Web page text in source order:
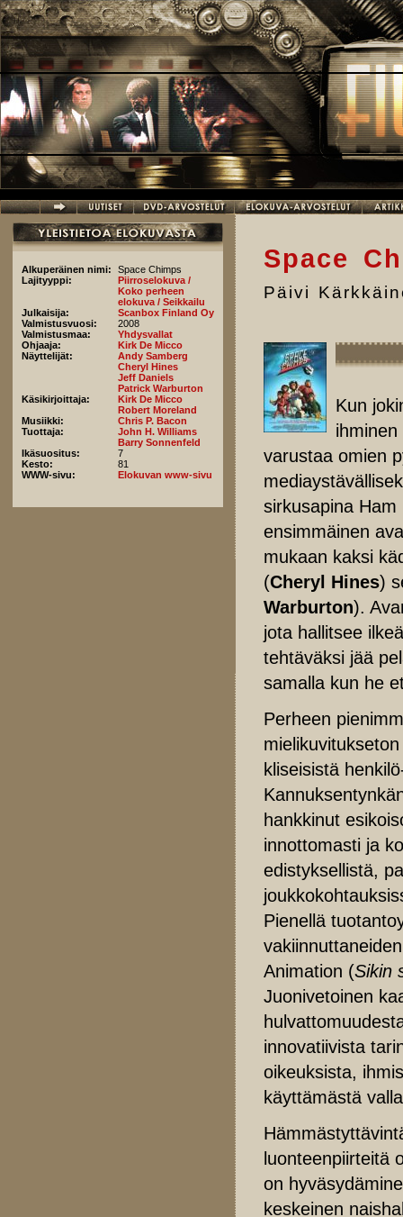
Hyppää pääsisältöön
Alkuperäinen nimi:
Space Chimps
Lajityyppi:
Piirroselokuva /
Koko perheen
elokuva / Seikkailu
Julkaisija:
Scanbox Finland Oy
Valmistusvuosi:
2008
Valmistusmaa:
Yhdysvallat
Ohjaaja:
Kirk De Micco
Näyttelijät:
Andy Samberg
Cheryl Hines
Jeff Daniels
Patrick Warburton
Käsikirjoittaja:
Kirk De Micco
Robert Moreland
Musiikki:
Chris P. Bacon
Tuottaja:
John H. Williams
Barry Sonnenfeld
Ikäsuositus:
7
Kesto:
81
WWW-sivu:
Elokuvan www-sivu
Space
Päivi
Kun
varustaa omien
sirkusapina Ham
ensimmäinen
mukaan kaksi
(Cheryl Hines)
Warburton).
jota hallitsee
tehtäväksi jää
samalla kun he
Perheen
kliseisistä
hankkinut
innottomasti ja
edistyksellistä,
Pienellä
Animation (Sikin
Juonivetoinen
innovatiivista
oikeuksista,
käyttämästä
luonteenpiirteitä
on
keskeinen